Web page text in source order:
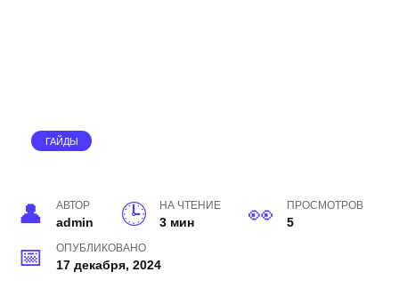
ГАЙДЫ
АВТОР
admin
НА ЧТЕНИЕ
3 мин
ПРОСМОТРОВ
5
ОПУБЛИКОВАНО
17 декабря, 2024